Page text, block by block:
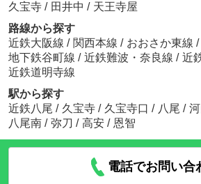
久宝寺 / 田井中 / 天王寺屋
路線から探す
近鉄大阪線 / 関西本線 / おおさか東線 /
地下鉄谷町線 / 近鉄難波・奈良線 / 近
近鉄道明寺線
駅から探す
近鉄八尾 / 久宝寺 / 久宝寺口 / 八尾 /
八尾南 / 弥刀 / 高安 / 恩智
電話でお問い合